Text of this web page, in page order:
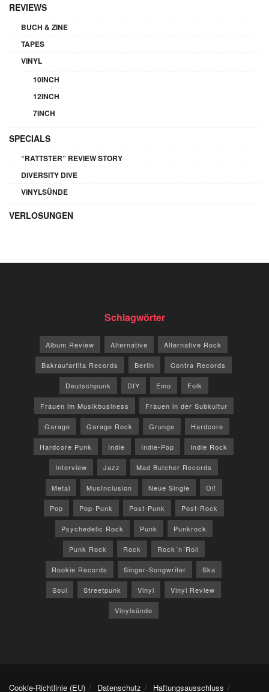
REVIEWS
BUCH & ZINE
TAPES
VINYL
10INCH
12INCH
7INCH
SPECIALS
“RATTSTER” REVIEW STORY
DIVERSITY DIVE
VINYLSÜNDE
VERLOSUNGEN
Schlagwörter
Album Review Alternative Alternative Rock
Bakraufarfita Records Berlin Contra Records
Deutschpunk DIY Emo Folk
Frauen im Musikbusiness Frauen in der Subkultur
Garage Garage Rock Grunge Hardcore
Hardcore Punk Indie Indie-Pop Indie Rock
Interview Jazz Mad Butcher Records
Metal MusInclusion Neue Single Oi!
Pop Pop-Punk Post-Punk Post-Rock
Psychedelic Rock Punk Punkrock
Punk Rock Rock Rock´n´Roll
Rookie Records Singer-Songwriter Ska
Soul Streetpunk Vinyl Vinyl Review
Vinylsünde
Cookie-Richtlinie (EU) Datenschutz Haftungsausschluss